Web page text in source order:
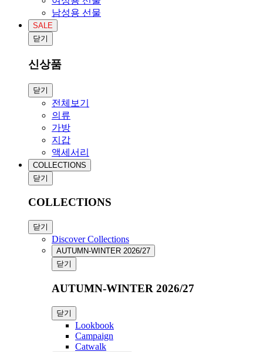
남성용 선물
SALE
닫기
신상품
닫기
전체보기
의류
가방
지갑
액세서리
COLLECTIONS
닫기
COLLECTIONS
닫기
Discover Collections
AUTUMN-WINTER 2026/27
닫기
AUTUMN-WINTER 2026/27
닫기
Lookbook
Campaign
Catwalk